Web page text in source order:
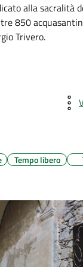
alla sacralità
850
Trivero.
Tempo libero